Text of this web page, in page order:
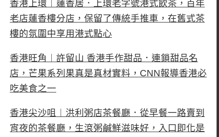
香港上環︱蓮香居．上環老字號港式飲茶，百年
老店蓮香樓分店，保留了傳統手推車，在舊式茶
樓的氛圍中享用港式點心
香港旺角︱許留山 香港手作甜品．連鎖甜品名
店，芒果系列果真是真材實料，CNN報導香港必
吃美食之一
香港尖沙咀︱洪利粥店茶餐廳．從早餐一路賣到
宵夜的茶餐廳，生滾粥鹹鮮滋味好，入口即化是